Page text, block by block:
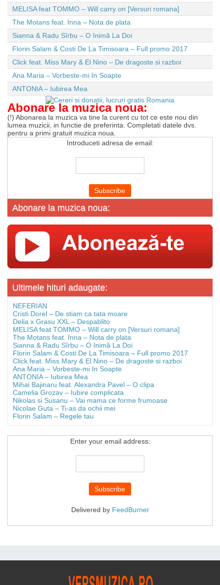
MELISA feat TOMMO – Will carry on [Versuri romana]
The Motans feat. Inna – Nota de plata
Sianna & Radu Sîrbu – O Inimă La Doi
Florin Salam & Costi De La Timisoara – Full promo 2017
Click feat. Miss Mary & El Nino – De dragoste si razboi
Ana Maria – Vorbeste-mi In Soapte
ANTONIA – Iubirea Mea
Abonare la muzica noua:
(!) Abonarea la muzica va tine la curent cu tot ce este nou din
lumea muzicii, in functie de preferinta. Completati datele dvs.
pentru a primi gratuit muzica noua.
Introduceti adresa de email:
Abonare la muzica noua:
Ultimele hituri adaugate:
NEFERIAN
Cristi Dorel – De stiam ca tata moare
Delia x Grasu XXL – Despablito
MELISA feat TOMMO – Will carry on [Versuri romana]
The Motans feat. Inna – Nota de plata
Sianna & Radu Sîrbu – O Inimă La Doi
Florin Salam & Costi De La Timisoara – Full promo 2017
Click feat. Miss Mary & El Nino – De dragoste si razboi
Ana Maria – Vorbeste-mi In Soapte
ANTONIA – Iubirea Mea
Mihai Bajinaru feat. Alexandra Pavel – O clipa
Camelia Grozav – Iubire complicata
Nikolas si Susanu – Vai mama ce forme frumoase
Nicolae Guta – Ti-as da ochii mei
Florin Salam – Regele tau
Enter your email address:
Delivered by FeedBurner